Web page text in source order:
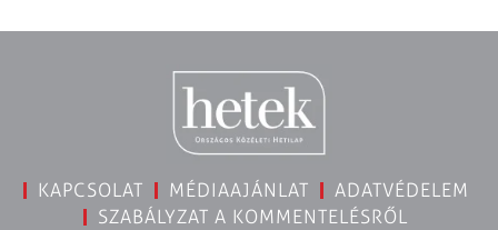
KAPCSOLAT MÉDIAAJÁNLAT
ADATVÉDELEM
SZABÁLYZAT A KOMMENTELÉSRŐL